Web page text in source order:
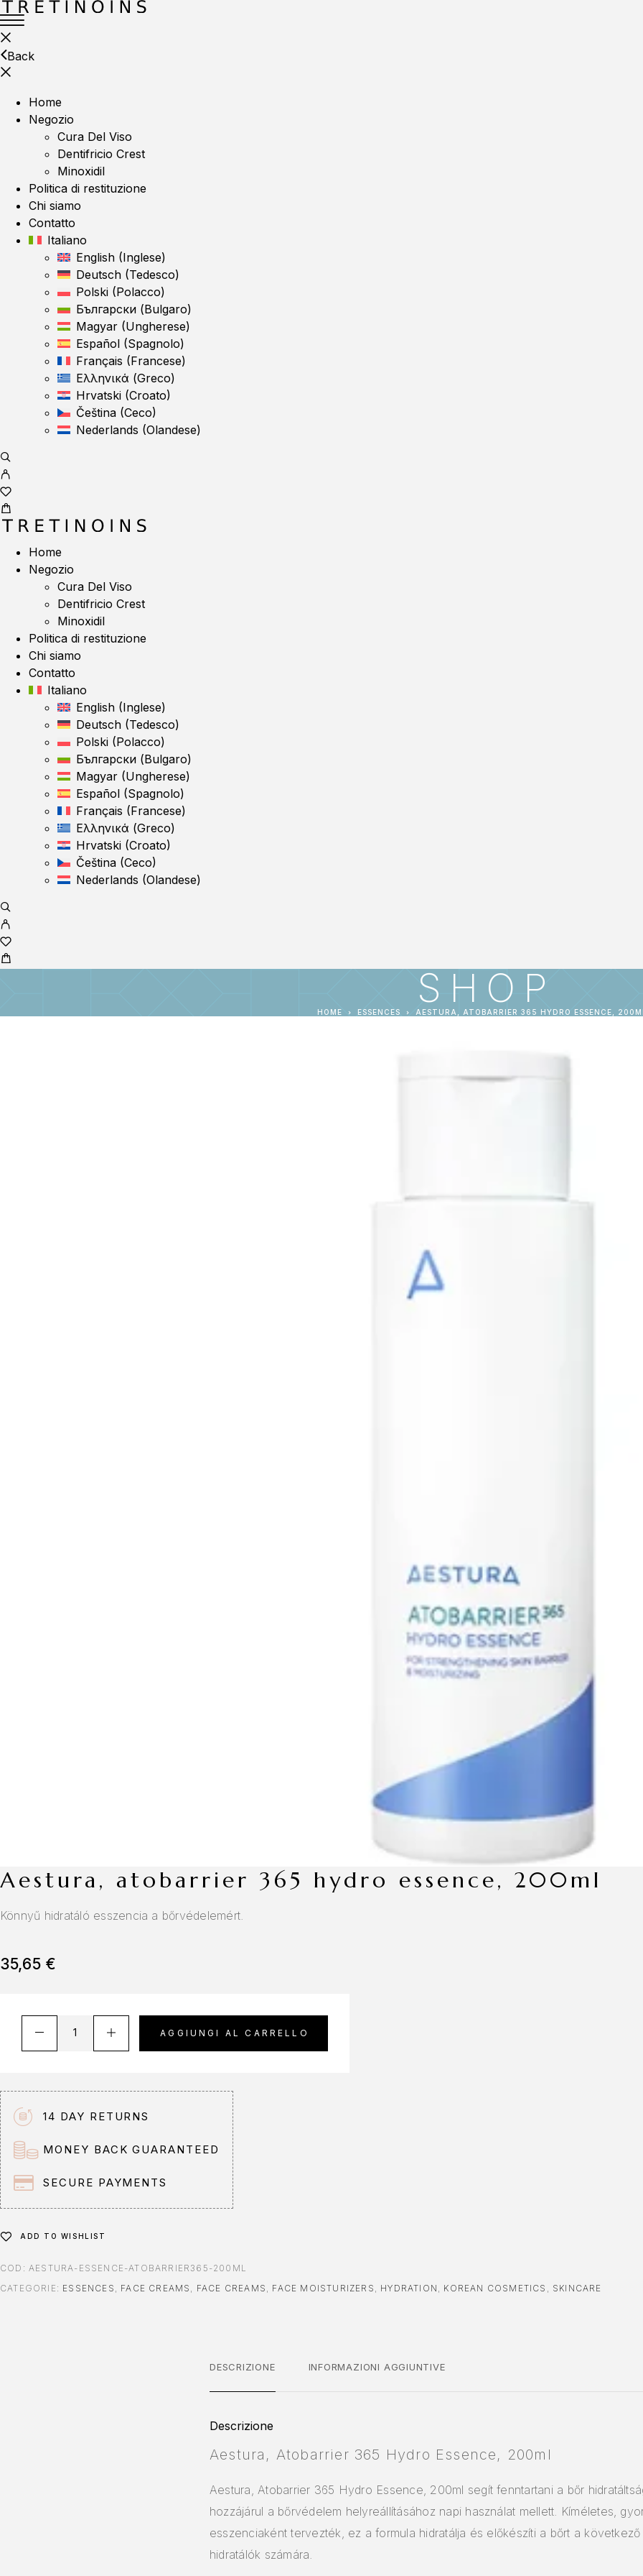
Back
Home
Negozio
Cura Del Viso
Dentifricio Crest
Minoxidil
Politica di restituzione
Chi siamo
Contatto
Italiano
English (Inglese)
Deutsch (Tedesco)
Polski (Polacco)
Български (Bulgaro)
Magyar (Ungherese)
Español (Spagnolo)
Français (Francese)
Ελληνικά (Greco)
Hrvatski (Croato)
Čeština (Ceco)
Nederlands (Olandese)
Home
Negozio
Cura Del Viso
Dentifricio Crest
Minoxidil
Politica di restituzione
Chi siamo
Contatto
Italiano
English (Inglese)
Deutsch (Tedesco)
Polski (Polacco)
Български (Bulgaro)
Magyar (Ungherese)
Español (Spagnolo)
Français (Francese)
Ελληνικά (Greco)
Hrvatski (Croato)
Čeština (Ceco)
Nederlands (Olandese)
SHOP
HOME ESSENCES AESTURA, ATOBARRIER 365 HYDRO ESSENCE,
aestura, atobarrier 365 hydro essence, 200ml
Könnyű hidratáló esszencia a bőrvédelemért.
35,65 €
AGGIUNGI AL CARRELLO
r
n
a
t
i
v
:
14 DAY RETURNS
MONEY BACK GUARANTEED
SECURE PAYMENTS
ADD TO WISHLIST
COD: AESTURA-ESSENCE-ATOBARRIER365-200ML
CATEGORIE: ESSENCES FACE CREAMS FACE CREAMS FACE MOISTURIZERS HYDRATION KOREAN COSMETICS SKINCARE
DESCRIZIONE INFORMAZIONI AGGIUNTIVE
Descrizione
Aestura, Atobarrier 365 Hydro Essence, 200ml
Aestura, Atobarrier 365 Hydro Essence, 200ml segít fenntartani a bőr
hozzájárul a bőrvédelem helyreállításához napi használat mellett. Kíméletes,
esszenciaként tervezték, ez a formula hidratálja és előkészíti a bőrt a
hidratálók számára.